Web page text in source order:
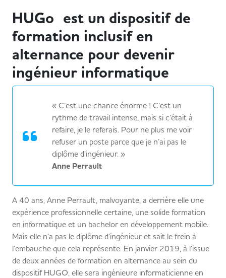
HUGo est un dispositif de
formation inclusif en
alternance pour devenir
ingénieur informatique
« C’est une chance énorme ! C’est un
rythme de travail intense, mais si c’était à
refaire, je le referais. Pour ne plus me voir
refuser un poste parce que je n’ai pas le
diplôme d’ingénieur. »
Anne Perrault
A 40 ans, Anne Perrault, malvoyante, a derrière elle une
expérience professionnelle certaine, une solide formation
en informatique et un bachelor en développement mobile.
Mais elle n’a pas le diplôme d’ingénieur et sait le frein à
l’embauche que cela représente. En janvier 2019, à l’issue
de deux années de formation en alternance au sein du
dispositif HUGO, elle sera ingénieure informaticienne en